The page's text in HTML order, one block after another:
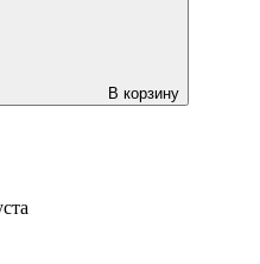
В корзину